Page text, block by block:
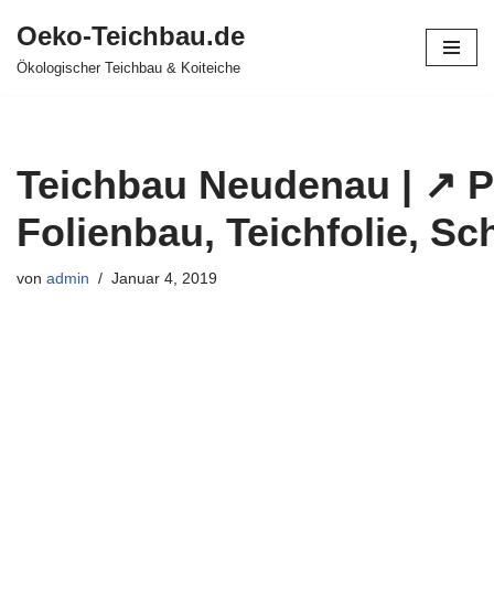
Zum
Oeko-Teichbau.de
Ökologischer Teichbau & Koiteiche
Teichbau Neudenau | ↗️
Folienbau, Teichfolie,
von admin Januar 4, 2019